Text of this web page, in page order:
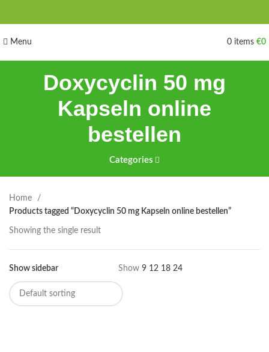
Menu 0 items €0
Doxycyclin 50 mg
Kapseln online
bestellen
Categories
Home
Products tagged “Doxycyclin 50 mg Kapseln online bestellen”
Showing the single result
Show sidebar Show 9 12 18 24